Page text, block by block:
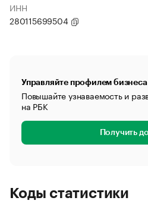
ИНН
280115699504
Управляйте профилем
Повышайте узнаваемость и
на РБК
Получить
Коды статистики